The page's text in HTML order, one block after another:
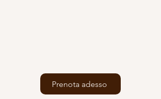
Prenota adesso